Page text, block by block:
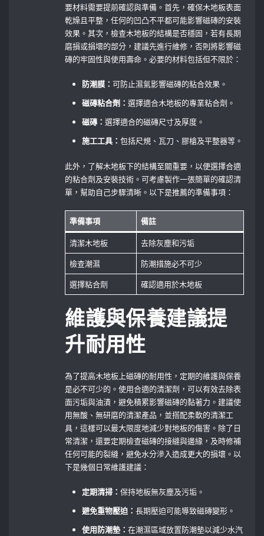
要材料需要提前確認與準備。首先，確保木地板表面
乾燥且平整，任何的凹凸不平都可能影響磁磚的安裝
效果。其次，檢查木地板的結構是否穩固，若有長期
磨損或損壞的部分，建議先進行維修，否則將影響磁
磚的牢固性與使用壽命。必要的材料包括但不限於：
防潮膜：可防止濕氣影響磁磚的粘合效果。
磁磚粘合劑：選擇適合木地板的專業粘合劑。
磁磚：選擇適合的磁磚尺寸及厚度。
施工工具：包括尺規、瓦刀、膠槍及平整器等。
此外，了解木地板下的結構至關重要，以便選擇合適
的粘合劑及安裝技術。可考慮製作一張簡單的確認清
單，幫助自己步驟清晰。以下是推薦的準備事項：
準備事項 備註
清潔木地板
去除灰塵和污垢
檢查潮濕
防潮措施必不可少
選擇粘合劑
確認適用於木地板
維護與保養建議提
升耐用性
為了提高木地板上磁磚的耐用性，定期的維護與保養
是必不可少的。使用合適的清潔劑，可以有效去除表
面污垢與油漬，避免積累影響磁磚的黏著力。建議使
用無酸、無研磨的清潔產品，並搭配柔軟的清潔工
具，這樣可以最大限度地減少對地板的傷害。除了日
常清潔，還要定期檢查磁磚的接縫與邊緣，及時修補
任何可能的裂縫，避免水分滲入造成更大的損壞。以
下是幾個日常維護建議：
定期清掃：保持地板無灰塵及污垢。
避免重物壓迫：長期壓迫可能導致磁磚變形。
使用防潮墊：在潮濕區域放置防潮墊以減少水汽